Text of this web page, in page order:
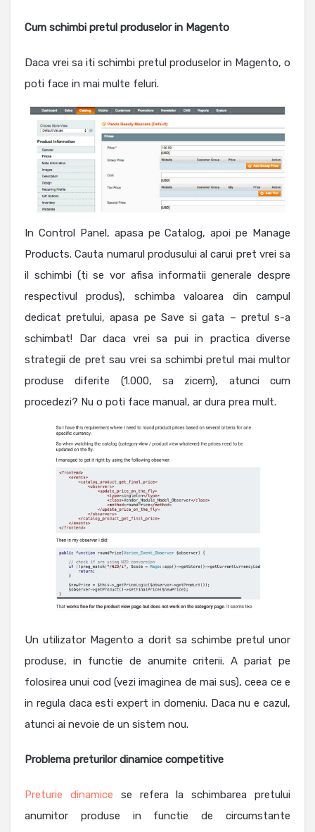
Cum schimbi pretul produselor in Magento
Daca vrei sa iti schimbi pretul produselor in Magento, o
poti face in mai multe feluri.
In Control Panel, apasa pe Catalog, apoi pe Manage
Products. Cauta numarul produsului al carui pret vrei sa
il schimbi (ti se vor afisa informatii generale despre
respectivul produs), schimba valoarea din campul
dedicat pretului, apasa pe Save si gata – pretul s-a
schimbat! Dar daca vrei sa pui in practica diverse
strategii de pret sau vrei sa schimbi pretul mai multor
produse diferite (1.000, sa zicem), atunci cum
procedezi? Nu o poti face manual, ar dura prea mult.
Un utilizator Magento a dorit sa schimbe pretul unor
produse, in functie de anumite criterii. A pariat pe
folosirea unui cod (vezi imaginea de mai sus), ceea ce e
in regula daca esti expert in domeniu. Daca nu e cazul,
atunci ai nevoie de un sistem nou.
Problema preturilor dinamice competitive
Preturie dinamice se refera la schimbarea pretului
anumitor produse in functie de circumstante